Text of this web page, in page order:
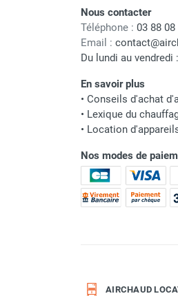
Chauffage
Chauffage
Chauffage mobile
Chauffage fioul
Chauffage fioul
cheminée à
Chauffage fioul
Chauffage fioul
infrarouge/
Chauffage mobile
butane
Chauffage mobile
Nous contacter
Téléphone : 03 88 08
Email :
Du lundi au vendredi
En savoir plus
• Conseils d'achat
• Lexique du
• Location
Nos modes de
AIRCHAUD